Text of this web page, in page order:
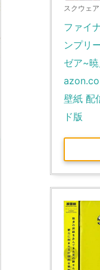
スクウェ
ファイ
ンプリ
ゼア~
壁紙 配
ド版